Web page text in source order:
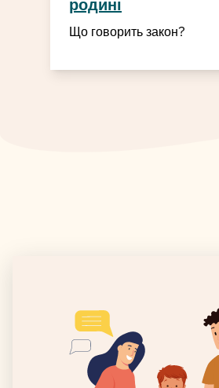
родині
Що говорить закон?